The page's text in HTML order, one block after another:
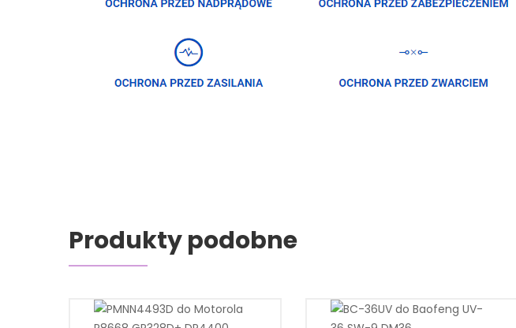
Produkty podobne